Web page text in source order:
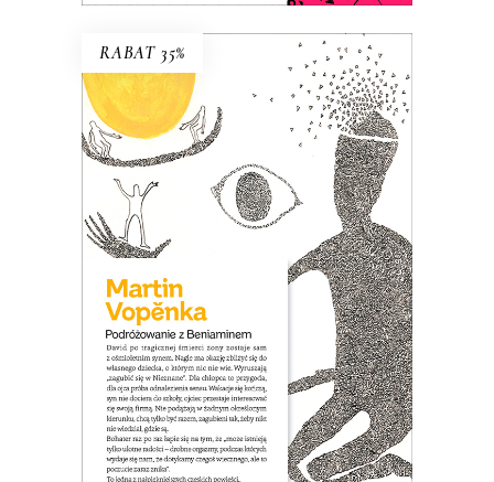
RABAT 35%
PODRÓŻOWANIE Z
BENIAMINEM
David po śmierci żony zostaje sam z
ośmioletnim synem. Nagle jest wolny,
czuje, że nic go nie trzyma w Pradze i
ma okazję zbliżyć się do własnego
dziecka, o którym nic nie wie. Wpada na
pomysł, że wyruszą razem „zagubić się
w Nieznane”…
40.00zł 26.00zł
KSIĄŻKA DO KOSZYKA